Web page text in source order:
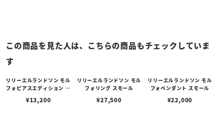
この商品を見た人は、こちらの商品もチェックしていま
す
リリーエルランドソン モル
フォピアスエディション ス
¥13,200
リリーエルランドソン モル
フォリング スモール
¥27,500
リリーエルランドソン モル
フォペンダント スモール
¥22,000